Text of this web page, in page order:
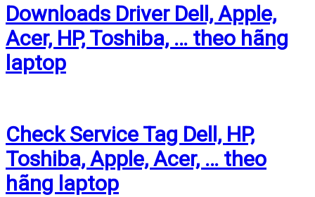
Downloads Driver Dell, Apple,
Acer, HP, Toshiba, … theo hãng
laptop
Check Service Tag Dell, HP,
Toshiba, Apple, Acer, … theo
hãng laptop